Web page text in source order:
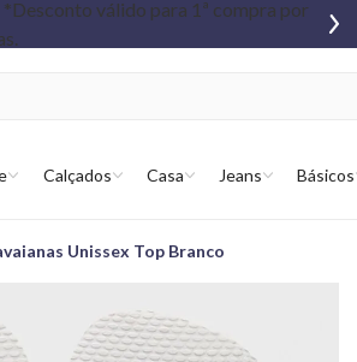
Calçados Casa Jeans Básicos
Unissex Top Branco